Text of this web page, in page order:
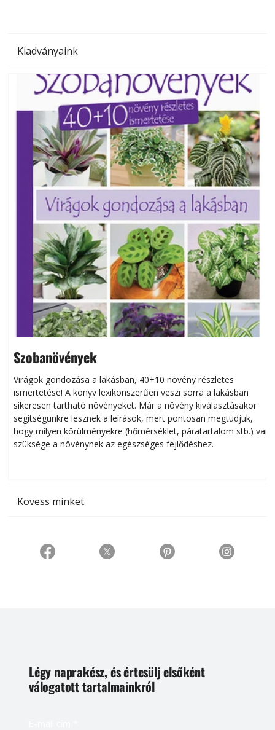
Kiadványaink
Szobanövények
Virágok gondozása a lakásban, 40+10 növény részletes
ismertetése! A könyv lexikonszerűen veszi sorra a lakásban
sikeresen tart­ha­tó növényeket. Már a növény kiválasztásakor
segítségünkre lesznek a leírások, mert pontosan megtudjuk,
hogy milyen körülményekre (hőmérséklet, páratartalom stb.) van
szüksége a növénynek az egészséges fejlődéshez.
Kövess minket
Légy naprakész, és értesülj elsőként
válogatott tartalmainkról